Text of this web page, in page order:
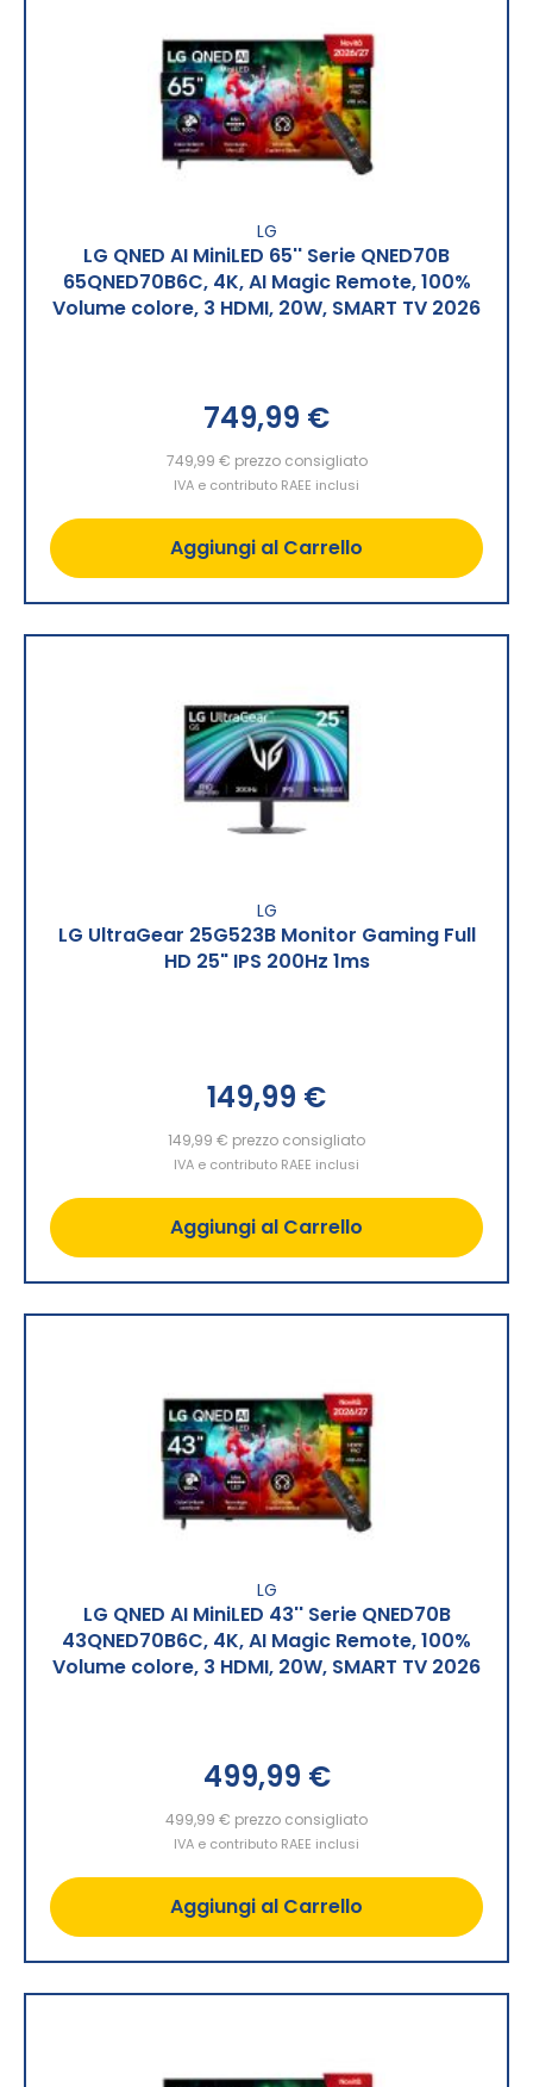
LG
LG QNED AI MiniLED 65'' Serie QNED70B
65QNED70B6C, 4K, AI Magic Remote, 100%
Volume colore, 3 HDMI, 20W, SMART TV 2026
749,99 €
749,99 € prezzo consigliato
IVA e contributo RAEE inclusi
Aggiungi al Carrello
LG
LG UltraGear 25G523B Monitor Gaming Full
HD 25" IPS 200Hz 1ms
149,99 €
149,99 € prezzo consigliato
IVA e contributo RAEE inclusi
Aggiungi al Carrello
LG
LG QNED AI MiniLED 43'' Serie QNED70B
43QNED70B6C, 4K, AI Magic Remote, 100%
Volume colore, 3 HDMI, 20W, SMART TV 2026
499,99 €
499,99 € prezzo consigliato
IVA e contributo RAEE inclusi
Aggiungi al Carrello